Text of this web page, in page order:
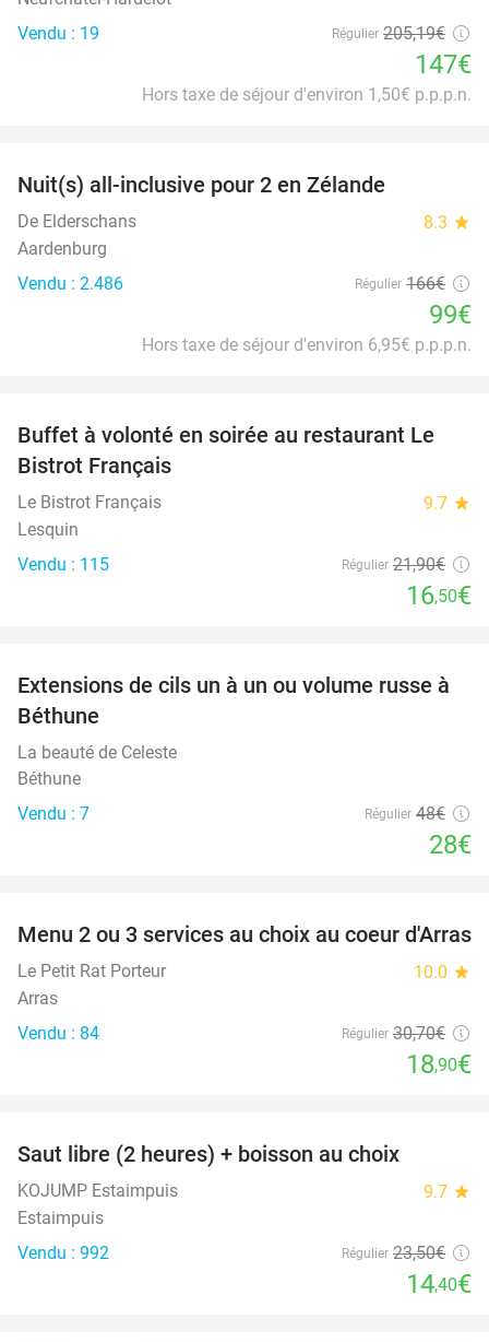
Vendu : 19
Régulier 205,19€
147€
Hors taxe de séjour d'environ 1,50€ p.p.p.n.
Nuit(s) all-inclusive pour 2 en Zélande
De Elderschans 8.3 star
Aardenburg
Vendu : 2.486
Régulier 166€
99€
Hors taxe de séjour d'environ 6,95€ p.p.p.n.
25%
Buffet à volonté en soirée au restaurant Le
Bistrot Français
Le Bistrot Français 9.7 star
Lesquin
Vendu : 115
Régulier 21,90€
16,50€
42%
Extensions de cils un à un ou volume russe à
Béthune
La beauté de Celeste
Béthune
Vendu : 7
Régulier 48€
28€
38%
Menu 2 ou 3 services au choix au coeur d'Arras
Le Petit Rat Porteur 10.0 star
Arras
Vendu : 84
Régulier 30,70€
18,90€
Saut libre (2 heures) + boisson au choix
KOJUMP Estaimpuis 9.7 star
Estaimpuis
Vendu : 992
Régulier 23,50€
14,40€